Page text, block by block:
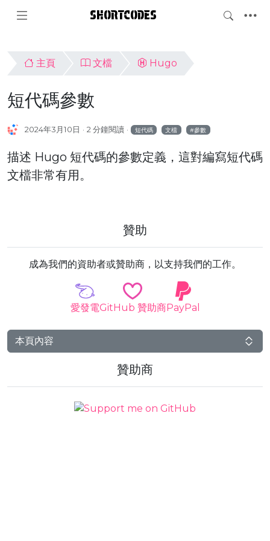
SHORTCODES
主頁 文檔 Hugo
短代碼參數
2024年3月10日 2 分鐘閱讀 短代碼 文檔 參數
描述 Hugo 短代碼的參數定義，這對編寫短代碼
文檔非常有用。
贊助
成為我們的資助者或贊助商，以支持我們的工作。
愛發電GitHub 贊助商PayPal
本頁內容
贊助商